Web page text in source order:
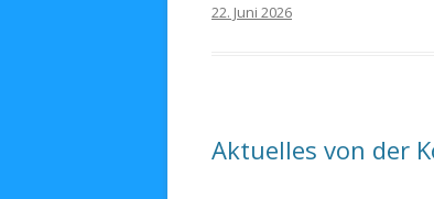
22. Juni 2026
Aktuelles von der